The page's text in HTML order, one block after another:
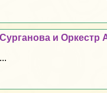
Сурганова и Оркестр
...